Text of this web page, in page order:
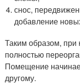
снос,
добавление
Таким образом, при
полностью
Помещение
другому.